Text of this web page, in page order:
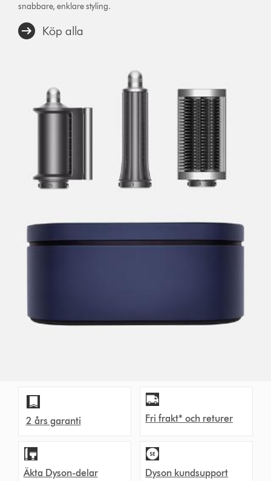
snabbare, enklare styling.
Köp alla
2 års garanti Fri frakt* och returer
Äkta Dyson-delar Dyson kundsupport